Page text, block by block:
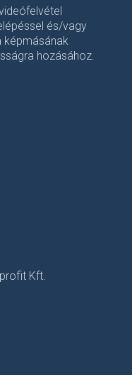
és/vagy
képmásának
hozásához.
Kft.